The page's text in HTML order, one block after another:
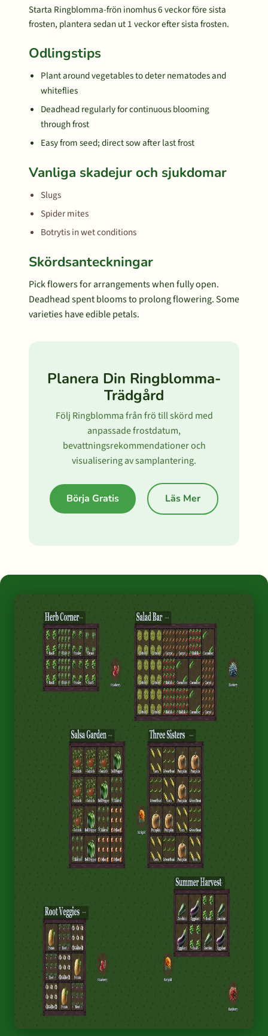
Starta Ringblomma-frön inomhus 6 veckor före sista
frosten, plantera sedan ut 1 veckor efter sista frosten.
Odlingstips
Plant around vegetables to deter nematodes and
whiteflies
Deadhead regularly for continuous blooming
through frost
Easy from seed; direct sow after last frost
Vanliga skadejur och sjukdomar
Slugs
Spider mites
Botrytis in wet conditions
Skördsanteckningar
Pick flowers for arrangements when fully open.
Deadhead spent blooms to prolong flowering. Some
varieties have edible petals.
Planera Din Ringblomma-
Trädgård
Följ Ringblomma från frö till skörd med
anpassade frostdatum,
bevattningsrekommendationer och
visualisering av samplantering.
Börja Gratis Läs Mer